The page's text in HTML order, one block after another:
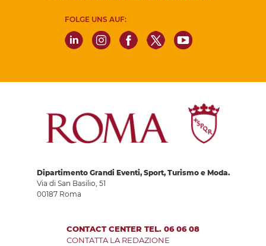
FOLGE UNS AUF:
Dipartimento Grandi Eventi, Sport, Turismo e Moda.
Via di San Basilio, 51
00187 Roma
CONTACT CENTER TEL. 06 06 08
CONTATTA LA REDAZIONE